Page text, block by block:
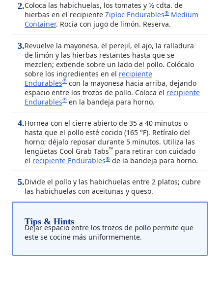
2.Coloca las habichuelas, los tomates y ½ cdta. de
hierbas en el recipiente Ziploc Endurables® Medium
Container. Rocía con jugo de limón. Reserva.
3.Revuelve la mayonesa, el perejil, el ajo, la ralladura
de limón y las hierbas restantes hasta que se
mezclen; extiende sobre un lado del pollo. Colócalo
sobre los ingredientes en el recipiente
Endurables® con la mayonesa hacia arriba, dejando
espacio entre los trozos de pollo. Coloca el recipiente
Endurables® en la bandeja para horno.
4.Hornea con el cierre abierto de 35 a 40 minutos o
hasta que el pollo esté cocido (165 °F). Retíralo del
horno; déjalo reposar durante 5 minutos. Utiliza las
lengüetas Cool Grab Tabs™ para retirar con cuidado
el recipiente Endurables® de la bandeja para horno.
5.Divide el pollo y las habichuelas entre 2 platos; cubre
las habichuelas con aceitunas y queso.
Tips & Hints
Dejar espacio entre los trozos de pollo permite que
este se cocine más uniformemente.